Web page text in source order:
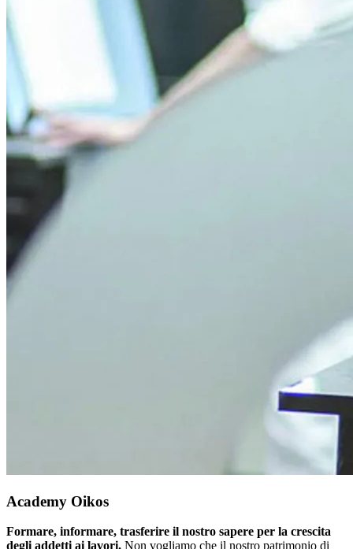
Academy Oikos
Formare, informare, trasferire il nostro sapere per la crescita
degli addetti ai lavori. Non vogliamo che il nostro patrimonio di